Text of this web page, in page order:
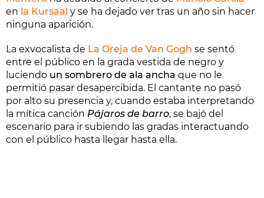
en la Kursaal y se ha dejado ver tras un año sin hacer
ninguna aparición.
La exvocalista de La Oreja de Van Gogh se sentó
entre el público en la grada vestida de negro y
luciendo un sombrero de ala ancha que no le
permitió pasar desapercibida. El cantante no pasó
por alto su presencia y, cuando estaba interpretando
la mítica canción Pájaros de barro, se bajó del
escenario para ir subiendo las gradas interactuando
con el público hasta llegar hasta ella.